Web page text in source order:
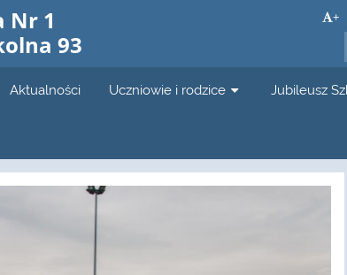
Nr 1
93
+
Aktualności Uczniowie i rodzice Jubileusz